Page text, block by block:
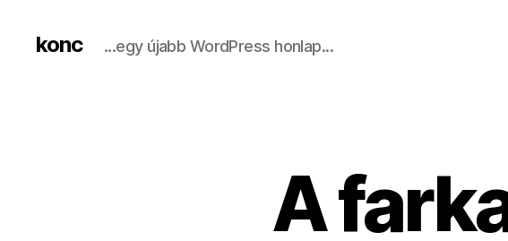
konc ...egy újabb WordPress honlap...
A